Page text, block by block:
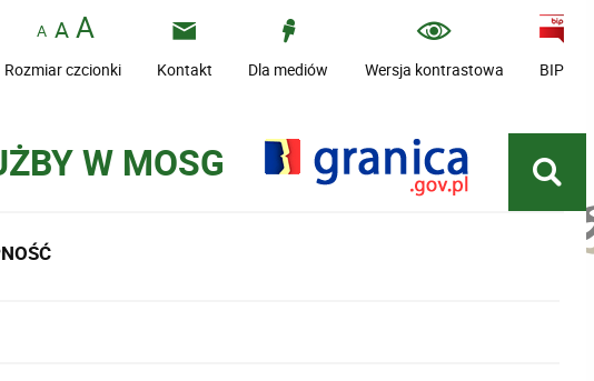
Rozmiar czcionki Kontakt Dla mediów Wersja kontrastowa BIP
W MOSG